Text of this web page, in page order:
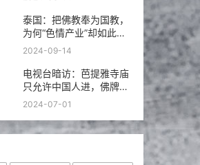
泰国：把佛教奉为国教，
为何“色情产业”却如此繁
荣发达？
2024-09-14
电视台暗访：芭提雅寺庙
只允许中国人进，佛牌高
于常价100多倍！
2024-07-01